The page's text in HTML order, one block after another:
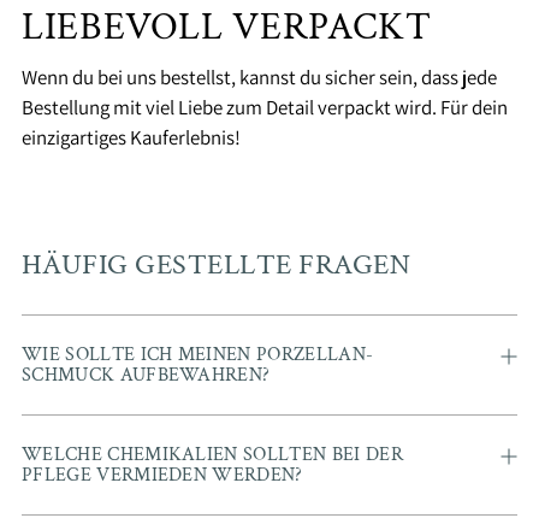
LIEBEVOLL VERPACKT
Wenn du bei uns bestellst, kannst du sicher sein, dass jede
Bestellung mit viel Liebe zum Detail verpackt wird. Für dein
einzigartiges Kauferlebnis!
HÄUFIG GESTELLTE FRAGEN
WIE SOLLTE ICH MEINEN PORZELLAN-
SCHMUCK AUFBEWAHREN?
WELCHE CHEMIKALIEN SOLLTEN BEI DER
PFLEGE VERMIEDEN WERDEN?